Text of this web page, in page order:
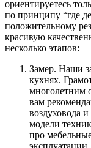
ориентируетесь
по принципу “где
положительному
красивую
несколько этапов:
Замер. Наши
кухнях.
многолетним
вам
воздуховода
модели
про